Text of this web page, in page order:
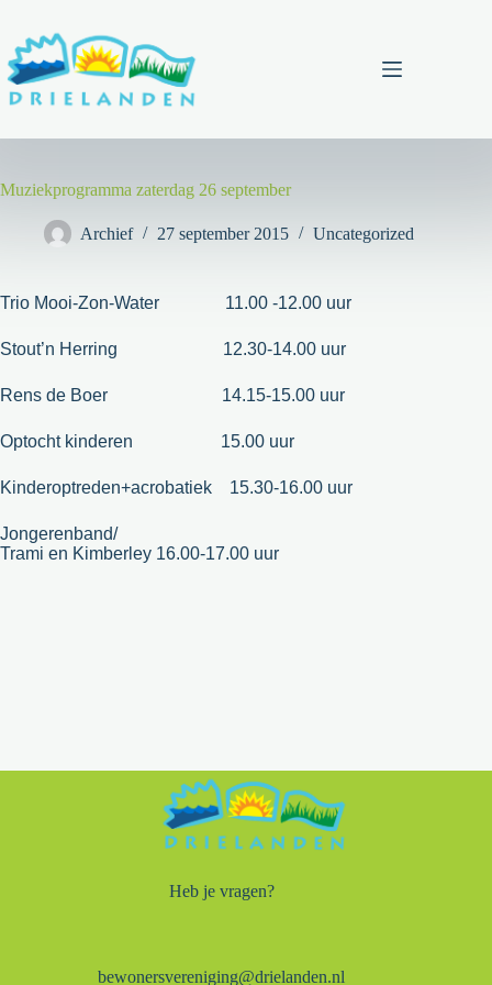
de
inhoud
Muziekprogramma zaterdag 26 september
Archief 27 september 2015 Uncategorized
Trio Mooi-Zon-Water 11.00 -12.00 uur
Stout’n Herring 12.30-14.00 uur
Rens de Boer 14.15-15.00 uur
Optocht kinderen 15.00 uur
Kinderoptreden+acrobatiek 15.30-16.00 uur
Jongerenband/
Trami en Kimberley 16.00-17.00 uur
Heb je vragen?
bewonersvereniging@drielanden.nl